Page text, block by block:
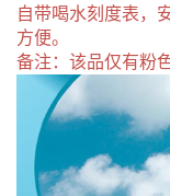
自带喝水刻度表，
方便。
备注：该品仅有粉